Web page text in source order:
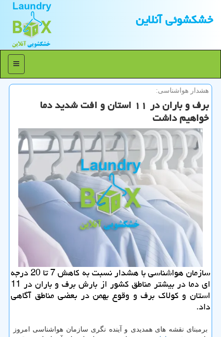
خشكشوئی آنلاین
منو
هشدار هواشناسی:
برف و باران در ۱۱ استان و افت شدید دما
خواهیم داشت
سازمان هواشناسی با هشدار نسبت به کاهش 7 تا 20 درجه
ای دما در بیشتر مناطق کشور از بارش برف و باران در 11
استان و کولاک برف و وقوع بهمن در بعضی مناطق آگاهی
داد.
برمبنای نقشه های همدیدی و آینده نگری سازمان هواشناسی امروز